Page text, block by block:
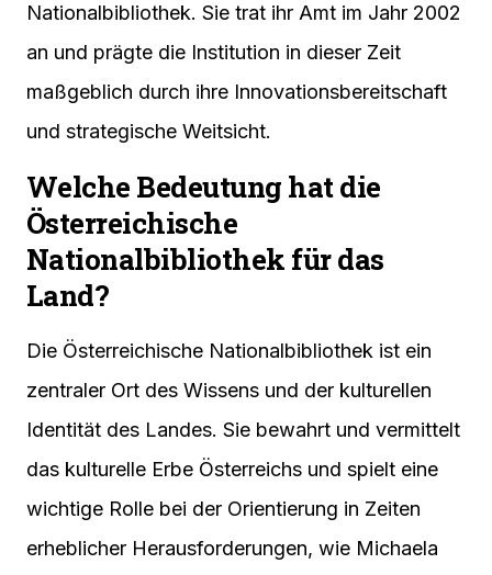
Nationalbibliothek. Sie trat ihr Amt im Jahr 2002
an und prägte die Institution in dieser Zeit
maßgeblich durch ihre Innovationsbereitschaft
und strategische Weitsicht.
Welche Bedeutung hat die
Österreichische
Nationalbibliothek für das
Land?
Die Österreichische Nationalbibliothek ist ein
zentraler Ort des Wissens und der kulturellen
Identität des Landes. Sie bewahrt und vermittelt
das kulturelle Erbe Österreichs und spielt eine
wichtige Rolle bei der Orientierung in Zeiten
erheblicher Herausforderungen, wie Michaela